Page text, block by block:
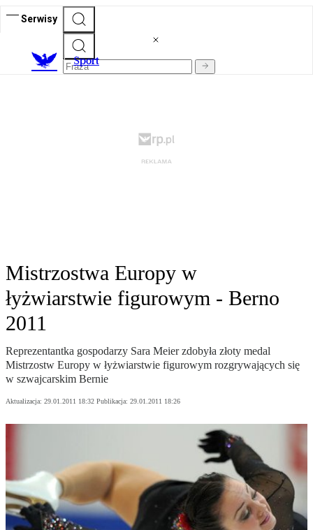
Serwisy
Sport
Mistrzostwa Europy w
łyżwiarstwie figurowym - Berno
2011
Reprezentantka gospodarzy Sara Meier zdobyła złoty medal
Mistrzostw Europy w łyżwiarstwie figurowym rozgrywających się
w szwajcarskim Bernie
Aktualizacja: 29.01.2011 18:32 Publikacja: 29.01.2011 18:26